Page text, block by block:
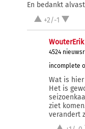
En bedankt
+2/-1
WouterErik
4524
incomplete
Wat is
Het is
ziet
verandert